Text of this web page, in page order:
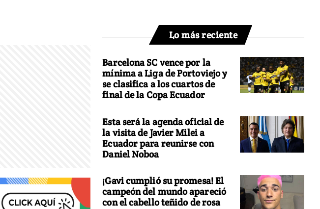
Lo más reciente
Barcelona SC vence por la
mínima a Liga de Portoviejo y
se clasifica a los cuartos de
final de la Copa Ecuador
Esta será la agenda oficial de
la visita de Javier Milei a
Ecuador para reunirse con
Daniel Noboa
¡Gavi cumplió su promesa! El
campeón del mundo apareció
con el cabello teñido de rosa